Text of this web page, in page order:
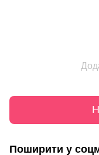
Поширити у